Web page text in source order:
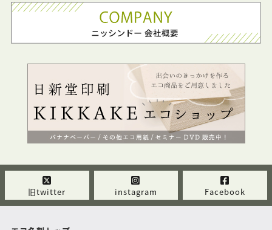
旧twitter instagram Facebook